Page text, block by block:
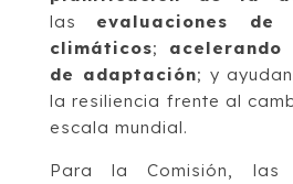
las evaluaciones de
climáticos; acelerando
de adaptación; y
la resiliencia frente al
escala mundial.
Para la Comisión, las